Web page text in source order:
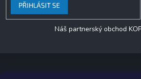
PŘIHLÁSIT SE
Náš partnerský obchod